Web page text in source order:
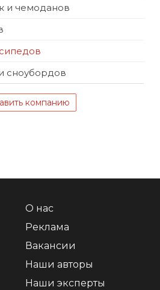
и чемоданов
сноубордов
компанию
О нас
Реклама
Вакансии
Наши авторы
Наши эксперты